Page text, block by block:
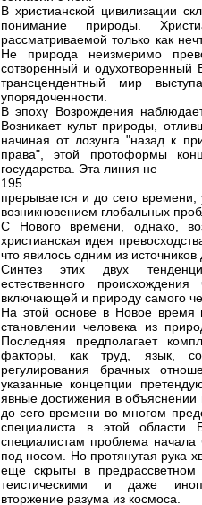
В христианской цивилизации
понимание природы.
рассматриваемой только как
Не природа неизмеримо
сотворенный и
трансцендентный мир
упорядоченности.
В эпоху Возрождения
Возникает культ природы,
начиная от лозунга "назад к
права", этой протоформы
государства. Эта линия не
195
прерывается и до сего времени,
возникновением глобальных
С Нового времени, однако,
христианская идея
что явилось одним из
Синтез этих двух
естественного
включающей и природу самого
На этой основе в Новое время
становлении человека из
Последняя предполагает
факторы, как труд, язык,
регулирования брачных
указанные концепции
явные достижения в объяснении
до сего времени во многом
специалиста в этой
специалистам проблема начала
под носом. Но протянутая рука
еще скрыты в
теистическими и даже
вторжение разума из космоса.